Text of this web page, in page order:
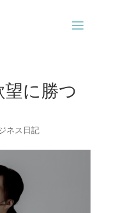
望に勝つ
ネス日記